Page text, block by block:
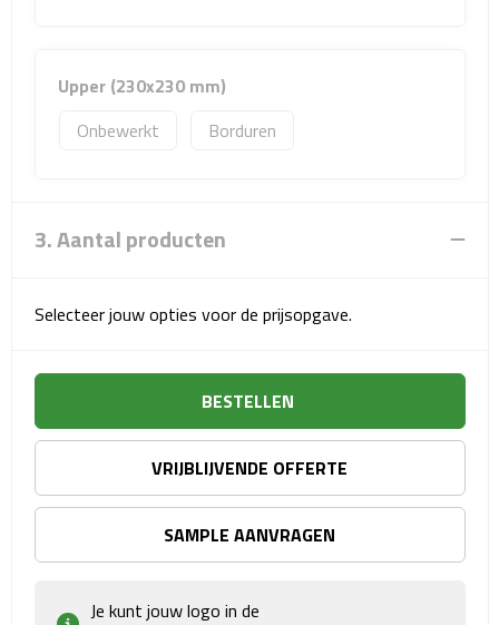
Auto Accessoires
Auto luchtverfrissers
Auto organizers
Auto telefoonhouders
Rijbewijs- & kentekenhoezen
USB autoladers
Upper (230x230 mm)
Onbewerkt
Borduren
3. Aantal producten
Selecteer jouw opties voor de prijsopgave.
BESTELLEN
VRIJBLIJVENDE OFFERTE
SAMPLE AANVRAGEN
Je kunt jouw logo in de